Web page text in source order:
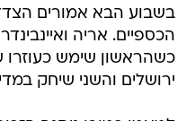
בשבוע הבא אמורים
הכספיים. אריה
כשהראשון שימש כעוזרו
ירושלים והשני שיחק